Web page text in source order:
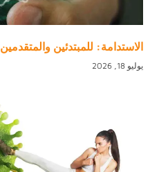
الاستدامة: للمبتدئين والمتقدمين
يوليو 18, 2026